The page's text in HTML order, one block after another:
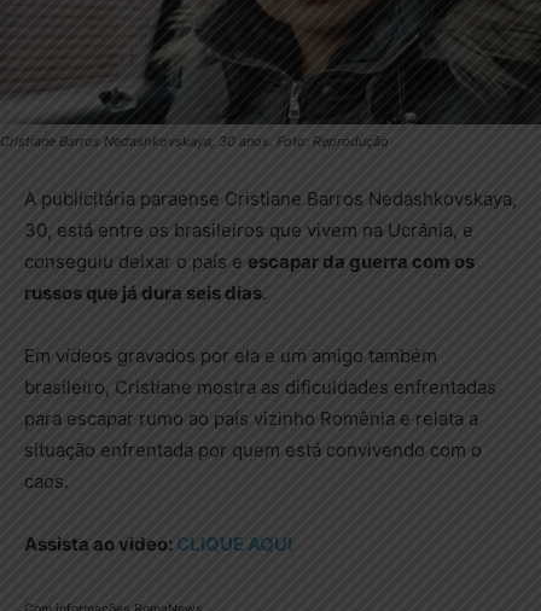
Cristiane Barros Nedashkovskaya, 30 anos. Foto: Reprodução
A publicitária paraense Cristiane Barros Nedashkovskaya,
30, está entre os brasileiros que vivem na Ucrânia, e
conseguiu deixar o país e escapar da guerra com os
russos que já dura seis dias.
Em vídeos gravados por ela e um amigo também
brasileiro, Cristiane mostra as dificuldades enfrentadas
para escapar rumo ao país vizinho Romênia e relata a
situação enfrentada por quem está convivendo com o
caos.
Assista ao video: CLIQUE AQUI